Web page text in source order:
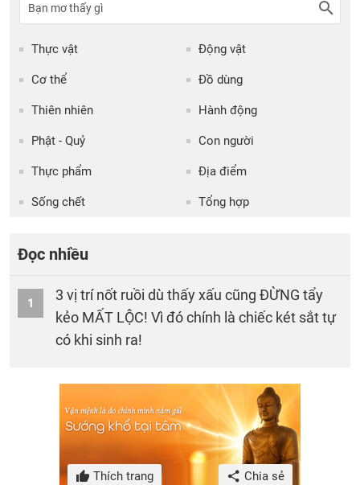
Thực vật Động vật
Cơ thể Đồ dùng
Thiên nhiên Hành động
Phật - Quỷ Con người
Thực phẩm Địa điểm
Sống chết Tổng hợp
Đọc nhiều
1
3 vị trí nốt ruồi dù thấy xấu cũng ĐỪNG tẩy
kẻo MẤT LỘC! Vì đó chính là chiếc két sắt tự
có khi sinh ra!
Thích trang Chia sẻ